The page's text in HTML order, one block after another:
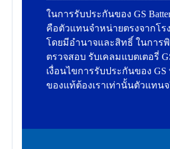
ในการรับประกันของ GS
คือตัวแทนจำหน่ายตรงจากโร
โดยมีอำนาจและสิทธิ์ ในการ
ตรวจสอบ รับเคลมแบตเตอรี่
เงื่อนไขการรับประกันของ
ของแท้ต้องเราเท่านั้นตัวแทนจ